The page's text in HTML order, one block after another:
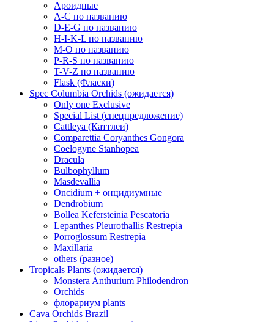
Ароидные
A-C по названию
D-E-G по названию
H-I-K-L по названию
M-O по названию
P-R-S по названию
T-V-Z по названию
Flask (Фласки)
Spec Columbia Orchids (ожидается)
Only one Exclusive
Special List (спецпредложение)
Cattleya (Каттлеи)
Comparettia Coryanthes Gongora
Coelogyne Stanhopea
Dracula
Bulbophyllum
Masdevallia
Oncidium + онцидиумные
Dendrobium
Bollea Kefersteinia Pescatoria
Lepanthes Pleurothallis Restrepia
Porroglossum Restrepia
Maxillaria
others (разное)
Tropicals Plants (ожидается)
​​​​​​​Monstera Anthurium Philodendron
Orchids
флорариум plants
Cava Orchids Brazil